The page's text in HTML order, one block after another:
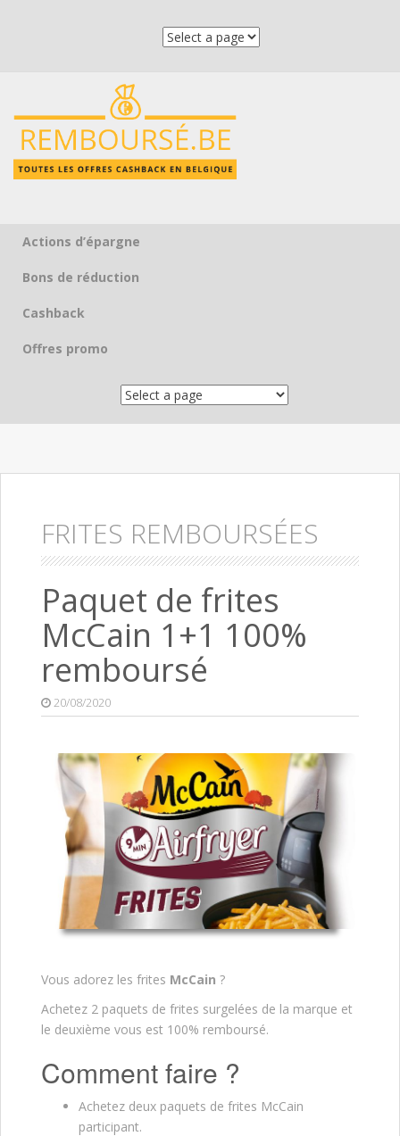
Skip to content
Actions d’épargne
Bons de réduction
Cashback
Offres promo
FRITES REMBOURSÉES
Paquet de frites
McCain 1+1 100%
remboursé
20/08/2020
Vous adorez les frites McCain ?
Achetez 2 paquets de frites surgelées de la marque et
le deuxième vous est 100% remboursé.
Comment faire ?
Achetez deux paquets de frites McCain
participant.